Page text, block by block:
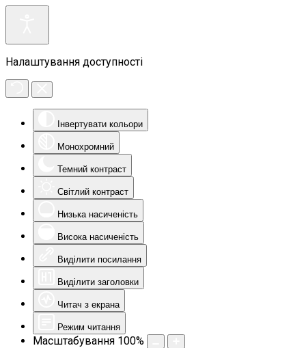
Налаштування доступності
Інвертувати кольори
Монохромний
Темний контраст
Світлий контраст
Низька насиченість
Висока насиченість
Виділити посилання
Виділити заголовки
Читач з екрана
Режим читання
Масштабування 100%